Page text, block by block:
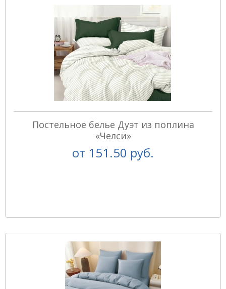
Постельное белье Дуэт из поплина
«Челси»
от 151.50 руб.